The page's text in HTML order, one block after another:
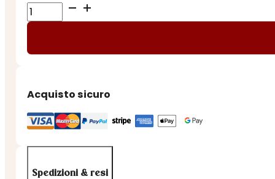
RISOTTO
CACIO
PEPE
Acquisto sicuro
Spedizioni & resi